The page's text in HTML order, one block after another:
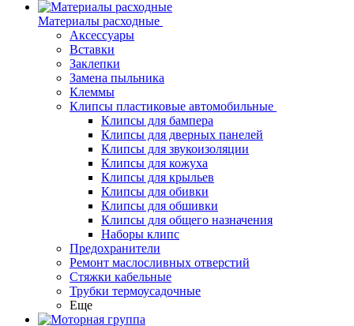
Материалы расходные
Аксессуары
Вставки
Заклепки
Замена пыльника
Клеммы
Клипсы пластиковые автомобильные
Клипсы для бампера
Клипсы для дверных панелей
Клипсы для звукоизоляции
Клипсы для кожуха
Клипсы для крыльев
Клипсы для обивки
Клипсы для обшивки
Клипсы для общего назначения
Наборы клипс
Предохранители
Ремонт маслосливных отверстий
Стяжки кабельные
Трубки термоусадочные
Еще